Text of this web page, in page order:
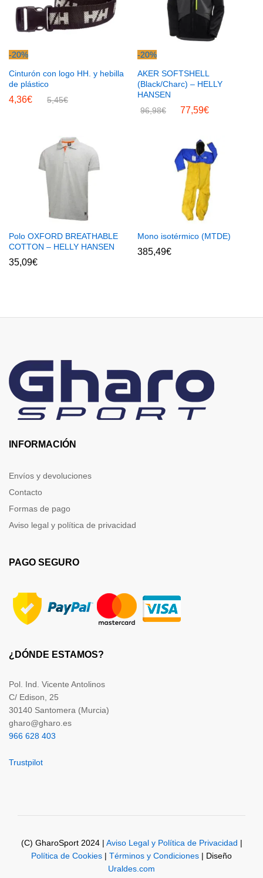
-20%
Cinturón con logo HH. y hebilla
de plástico
4,36€ 5,45€
-20%
AKER SOFTSHELL
(Black/Charc) – HELLY
HANSEN
96,98€ 77,59€
Polo OXFORD BREATHABLE
COTTON – HELLY HANSEN
35,09€
Mono isotérmico (MTDE)
385,49€
INFORMACIÓN
Envíos y devoluciones
Contacto
Formas de pago
Aviso legal y política de privacidad
PAGO SEGURO
¿DÓNDE ESTAMOS?
Pol. Ind. Vicente Antolinos
C/ Edison, 25
30140 Santomera (Murcia)
gharo@gharo.es
966 628 403
Trustpilot
(C) GharoSport 2024 | Aviso Legal y Política de Privacidad |
Política de Cookies | Términos y Condiciones | Diseño
Uraldes.com